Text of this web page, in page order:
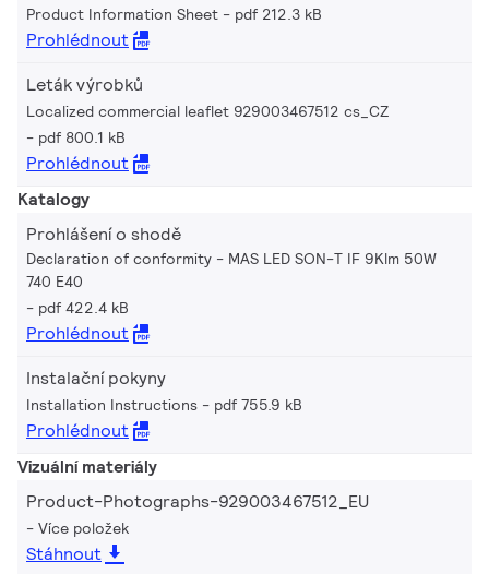
Product Information Sheet pdf 212.3 kB
Prohlédnout
Leták výrobků
Localized commercial leaflet 929003467512 cs_CZ
pdf 800.1 kB
Prohlédnout
Katalogy
Prohlášení o shodě
Declaration of conformity - MAS LED SON-T IF 9Klm 50W
740 E40
pdf 422.4 kB
Prohlédnout
Instalační pokyny
Installation Instructions pdf 755.9 kB
Prohlédnout
Vizuální materiály
Product-Photographs-929003467512_EU
Více položek
Stáhnout